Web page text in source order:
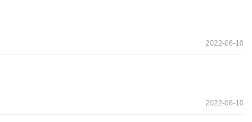
2022-06-10
2022-06-10